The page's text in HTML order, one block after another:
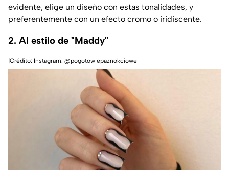
evidente, elige un diseño con estas tonalidades, y
preferentemente con un efecto cromo o iridiscente.
2. Al estilo de "Maddy"
|Crédito: Instagram. @pogotowiepaznokciowe